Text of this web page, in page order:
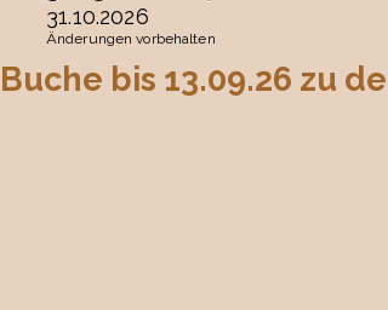
31.10.2026
Änderungen vorbehalten
Buche bis 13.09.26 zu